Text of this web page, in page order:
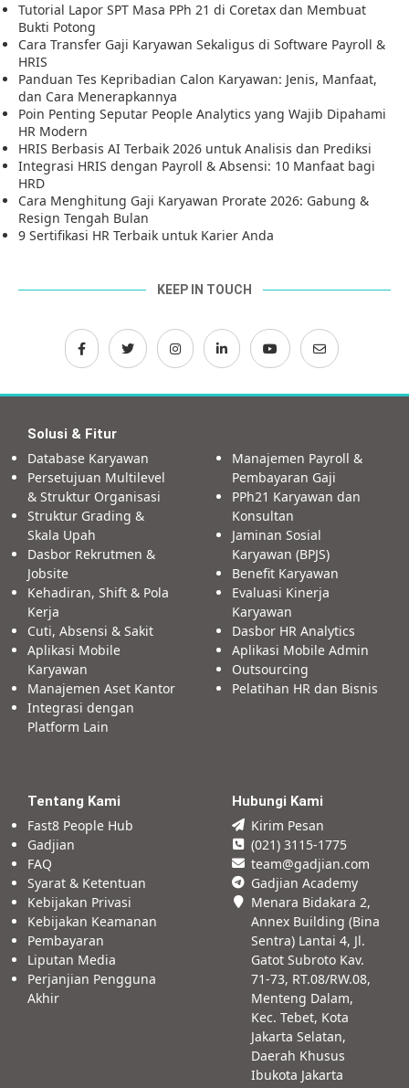
Tutorial Lapor SPT Masa PPh 21 di Coretax dan Membuat
Bukti Potong
Cara Transfer Gaji Karyawan Sekaligus di Software Payroll &
HRIS
Panduan Tes Kepribadian Calon Karyawan: Jenis, Manfaat,
dan Cara Menerapkannya
Poin Penting Seputar People Analytics yang Wajib Dipahami
HR Modern
HRIS Berbasis AI Terbaik 2026 untuk Analisis dan Prediksi
Integrasi HRIS dengan Payroll & Absensi: 10 Manfaat bagi
HRD
Cara Menghitung Gaji Karyawan Prorate 2026: Gabung &
Resign Tengah Bulan
9 Sertifikasi HR Terbaik untuk Karier Anda
KEEP IN TOUCH
Solusi & Fitur
Database Karyawan
Persetujuan Multilevel
& Struktur Organisasi
Struktur Grading &
Skala Upah
Dasbor Rekrutmen &
Jobsite
Kehadiran, Shift & Pola
Kerja
Cuti, Absensi & Sakit
Aplikasi Mobile
Karyawan
Manajemen Aset Kantor
Integrasi dengan
Platform Lain
Manajemen Payroll &
Pembayaran Gaji
PPh21 Karyawan dan
Konsultan
Jaminan Sosial
Karyawan (BPJS)
Benefit Karyawan
Evaluasi Kinerja
Karyawan
Dasbor HR Analytics
Aplikasi Mobile Admin
Outsourcing
Pelatihan HR dan Bisnis
Tentang Kami
Fast8 People Hub
Gadjian
FAQ
Syarat & Ketentuan
Kebijakan Privasi
Kebijakan Keamanan
Pembayaran
Liputan Media
Perjanjian Pengguna
Akhir
Hubungi Kami
Kirim Pesan
(021) 3115-1775
team@gadjian.com
Gadjian Academy
Menara Bidakara 2,
Annex Building (Bina
Sentra) Lantai 4, Jl.
Gatot Subroto Kav.
71-73, RT.08/RW.08,
Menteng Dalam,
Kec. Tebet, Kota
Jakarta Selatan,
Daerah Khusus
Ibukota Jakarta